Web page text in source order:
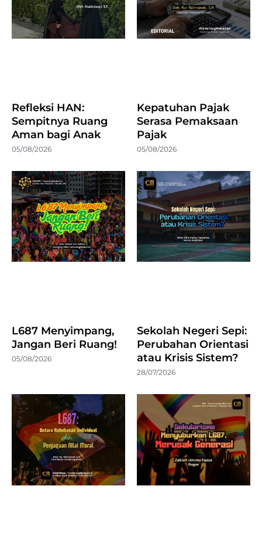
Refleksi HAN:
Sempitnya Ruang
Aman bagi Anak
05/08/2026
Kepatuhan Pajak
Serasa Pemaksaan
Pajak
05/08/2026
L687 Menyimpang,
Jangan Beri Ruang!
05/08/2026
Sekolah Negeri Sepi:
Perubahan Orientasi
atau Krisis Sistem?
28/07/2026